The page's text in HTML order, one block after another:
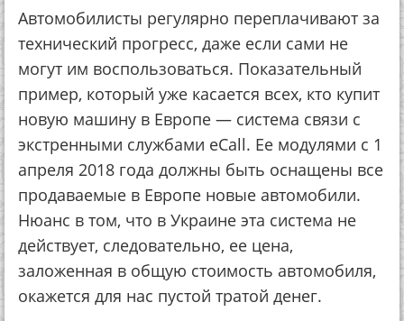
Автомобилисты регулярно переплачивают за
технический прогресс, даже если сами не
могут им воспользоваться. Показательный
пример, который уже касается всех, кто купит
новую машину в Европе — система связи с
экстренными службами eCall. Ее модулями с 1
апреля 2018 года должны быть оснащены все
продаваемые в Европе новые автомобили.
Нюанс в том, что в Украине эта система не
действует, следовательно, ее цена,
заложенная в общую стоимость автомобиля,
окажется для нас пустой тратой денег.